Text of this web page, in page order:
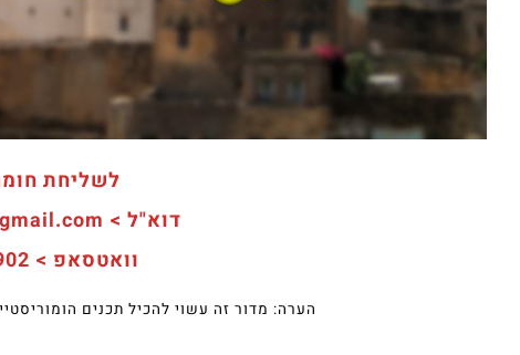
לשליחת
דוא"ל > sm088302222@gmail.com
וואטסאפ > 050-902-1-902
הערה: מדור זה עשוי להכיל תכנים